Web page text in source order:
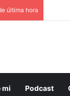
última hora
mi Podcast